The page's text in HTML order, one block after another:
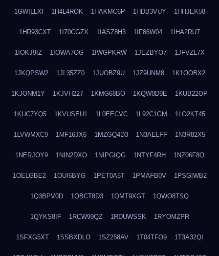
1GWILLXI 1H4L4ROK 1HAKMC6P 1HDB3VUY 1HHJEK58
1HR93CXT 1I70CGZX 1IASZ8H3 1IF86W04 1IHA2RU7
1IOKJ9IZ 1IOWA7OG 1IWGPKRW 1JEZBYO7 1JFVZL7X
1JKQPSW2 1JL35ZZ0 1JUOBZ9U 1JZ9UNM8 1K1OOBX2
1KJONM1Y 1KJVH227 1KMG68BO 1KQW0D9E 1KUB22OP
1KUC7YQ5 1KVUSEU1 1L0EECVC 1L92C1GM 1LO2KT45
1LVWMXC9 1MF16JX6 1MZGQ4D3 1N3AELFF 1N3R82X5
1NERJOY9 1NIN2DXO 1NIPGIQG 1NTYF4RH 1NZ06F8Q
1OELGBE2 1OUI6BYG 1PET0A5T 1PMAFB0V 1PSGIWB2
1Q3BPV0D 1QBCT8D3 1QMT9XGT 1QWO8TSQ
1QYKS8IF 1RCW99QZ 1RDUWSSK 1RYOMZPR
1SFXG5XT 1SSBXDLO 1SZ258AV 1T04TFO9 1T3A32QI